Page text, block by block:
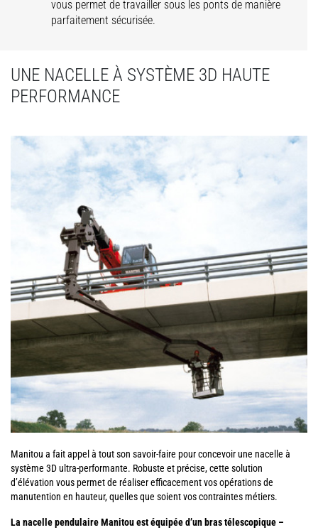
vous permet de travailler sous les ponts de manière
parfaitement sécurisée.
UNE NACELLE À SYSTÈME 3D HAUTE
PERFORMANCE
Manitou a fait appel à tout son savoir-faire pour concevoir une nacelle à
système 3D ultra-performante. Robuste et précise, cette solution
d’élévation vous permet de réaliser efficacement vos opérations de
manutention en hauteur, quelles que soient vos contraintes métiers.
La nacelle pendulaire Manitou est équipée d’un bras télescopique –